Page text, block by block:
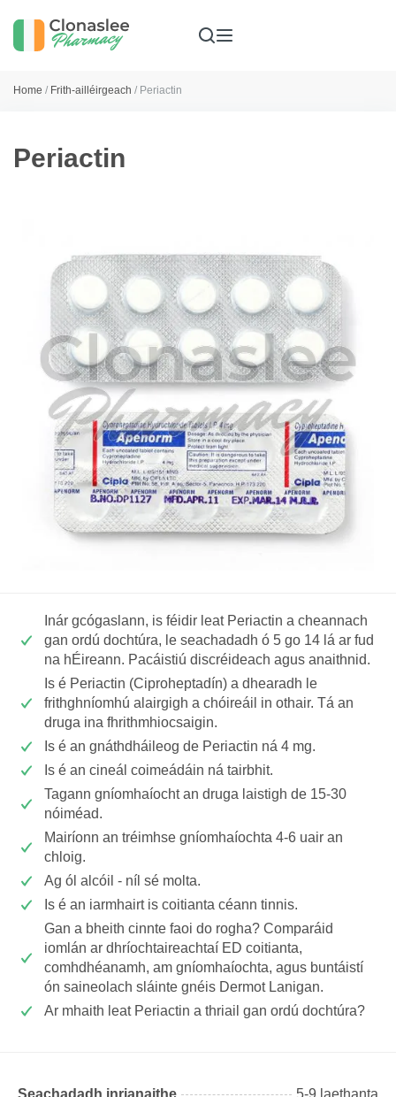
Home / Frith-ailléirgeach / Periactin
Periactin
Inár gcógaslann, is féidir leat Periactin a cheannach
gan ordú dochtúra, le seachadadh ó 5 go 14 lá ar fud
na hÉireann. Pacáistiú discréideach agus anaithnid.
Is é Periactin (Ciproheptadín) a dhearadh le
frithghníomhú alairgigh a chóireáil in othair. Tá an
druga ina fhrithmhiocsaigin.
Is é an gnáthdháileog de Periactin ná 4 mg.
Is é an cineál coimeádáin ná tairbhit.
Tagann gníomhaíocht an druga laistigh de 15-30
nóiméad.
Mairíonn an tréimhse gníomhaíochta 4-6 uair an
chloig.
Ag ól alcóil - níl sé molta.
Is é an iarmhairt is coitianta céann tinnis.
Gan a bheith cinnte faoi do rogha? Comparáid
iomlán ar dhríochtaireachtaí ED coitianta,
comhdhéanamh, am gníomhaíochta, agus buntáistí
ón saineolach sláinte gnéis Dermot Lanigan.
Ar mhaith leat Periactin a thriail gan ordú dochtúra?
Seachadadh inrianaithe 5-9 laethanta